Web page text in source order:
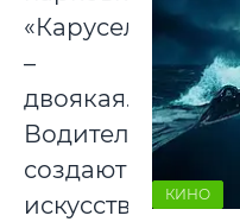
«Карусели»
–
двоякая.
Водители
создают
искусственный
КИНО